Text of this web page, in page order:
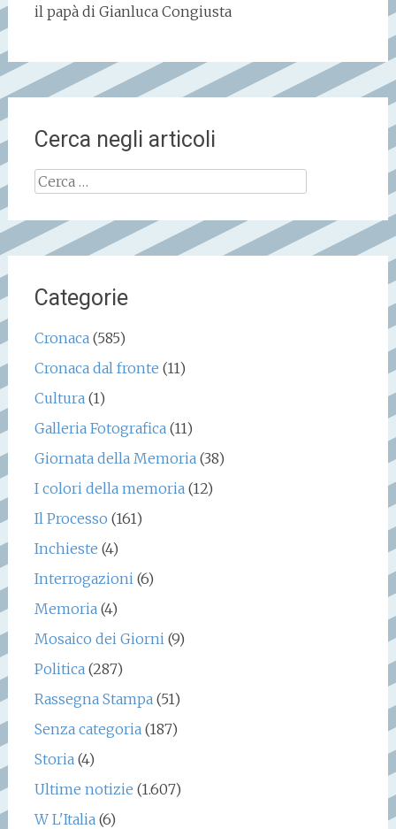
il papà di Gianluca Congiusta
Cerca negli articoli
Ricerca
Categorie
Cronaca(585)
Cronaca dal fronte (11)
Cultura(1)
Galleria Fotografica(11)
Giornata della Memoria(38)
I colori della memoria(12)
Il Processo (161)
Inchieste (4)
Interrogazioni(6)
Memoria(4)
Mosaico dei Giorni(9)
Politica(287)
Rassegna Stampa(51)
Senza categoria(187)
Storia(4)
Ultime notizie (1.607)
W L'Italia(6)